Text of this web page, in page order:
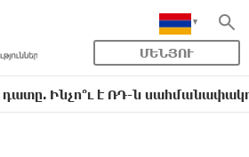
ՄԵՆՅՈՒ
է ՌԴ-ն սահմանափակումներ